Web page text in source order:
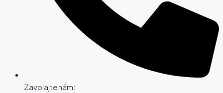
Zavolajte nám: